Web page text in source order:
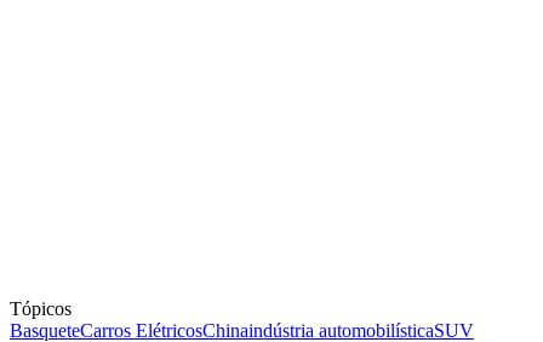
Tópicos
BasqueteCarros ElétricosChinaindústria automobilísticaSUV